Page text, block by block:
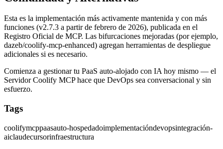
Esta es la implementación más activamente mantenida y con más
funciones (v2.7.3 a partir de febrero de 2026), publicada en el
Registro Oficial de MCP. Las bifurcaciones mejoradas (por ejemplo,
dazeb/coolify-mcp-enhanced) agregan herramientas de despliegue
adicionales si es necesario.
Comienza a gestionar tu PaaS auto-alojado con IA hoy mismo — el
Servidor Coolify MCP hace que DevOps sea conversacional y sin
esfuerzo.
Tags
coolifymcppaasauto-hospedadoimplementacióndevopsintegración-
aiclaudecursorinfraestructura